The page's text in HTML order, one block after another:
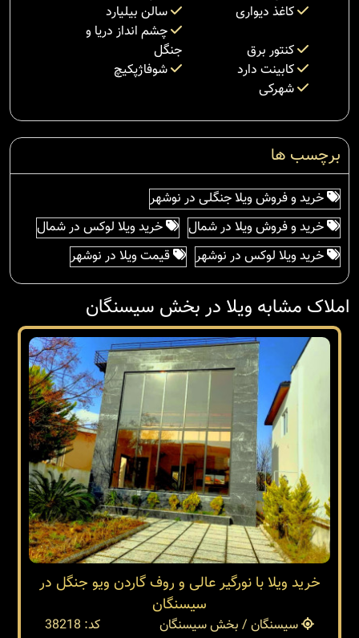
کاغذ دیواری
سالن بیلیارد
کنتور برق
چشم انداز دریا و
جنگل
کابینت دارد
شوفاژپکیچ
شهرکی
برچسب ها
خرید و فروش ویلا جنگلی در نوشهر
خرید و فروش ویلا در شمال
خرید ویلا لوکس در شمال
خرید ویلا لوکس در نوشهر
قیمت ویلا در نوشهر
املاک مشابه ویلا در بخش سیسنگان
خرید ویلا با نورگیر عالی و روف گاردن ویو جنگل در
سیسنگان
سیسنگان / بخش سیسنگان
کد: 38218